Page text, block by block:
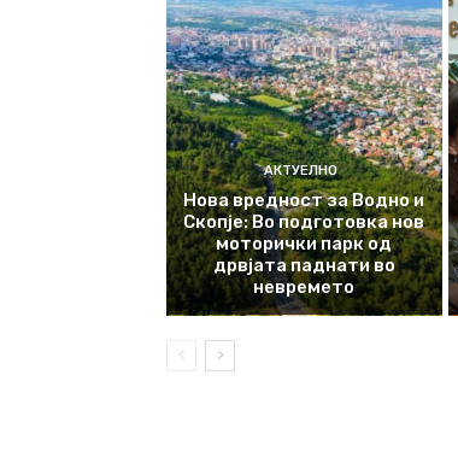
АКТУЕЛНО
Нова вредност за Водно и
Скопје: Во подготовка нов
моторички парк од
дрвјата паднати во
невремето